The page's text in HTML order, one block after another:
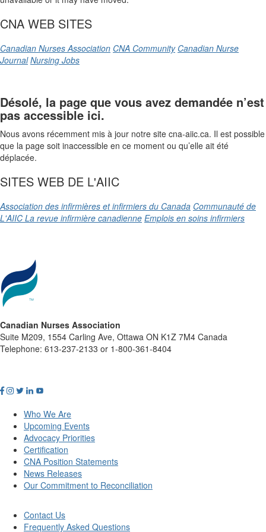
CNA WEB SITES
Canadian Nurses Association CNA Community Canadian Nurse
Journal Nursing Jobs
Désolé, la page que vous avez demandée n’est
pas accessible ici.
Nous avons récemment mis à jour notre site cna-aiic.ca. Il est possible
que la page soit inaccessible en ce moment ou qu’elle ait été
déplacée.
SITES WEB DE L'AIIC
Association des infirmières et infirmiers du Canada Communauté de
L'AIIC La revue infirmière canadienne Emplois en soins infirmiers
Canadian Nurses Association
Suite M209, 1554 Carling Ave, Ottawa ON K1Z 7M4 Canada
Telephone: 613-237-2133 or 1-800-361-8404
Who We Are
Upcoming Events
Advocacy Priorities
Certification
CNA Position Statements
News Releases
Our Commitment to Reconciliation
Contact Us
Frequently Asked Questions